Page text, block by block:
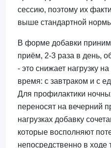
сессию, поэтому их
выше стандартной
В форме добавки
приём, 2-3 раза в день,
- это снижает нагрузку
время: с завтраком и с
Для профилактики
переносят на вечерний
нагрузках добавку
которые восполняют
непосредственно в ходе